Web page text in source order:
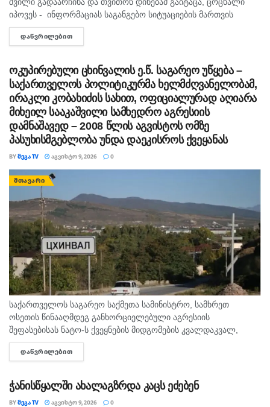
შეძენა და შენახვა) წარედგინათ, რაც სასჯელის სახედ
და ზომად 20 წლამდე ან უვადო თავისუფლების
აღკვეთას ითვალისწინებს.
პროკურატურის შუამდგომლობის საფუძველზე
სასამართლომ ბრალდებულებს აღკვეთის
ღონისძიების სახით პატიმრობა შეუფარდა.
იპოვეს - ინფორმაციას საგანგებო სიტუაციების მართვის
სამსახური ადასტურებს. მის სიცოცხლეს საფრთხე არ ემუქრება.
შემთხვევა წალენჯიხის მუნიციპალიტეტის სოფელ სქურში...
ᲓᲐᲬᲕᲠᲘᲚᲔᲑᲘᲗ
ოკუპირებული ცხინვალის ე.წ. საგარეო უწყება –
საქართველოს პოლიტიკურმა ხელმძღვანელობამ,
ირაკლი კობახიძის სახით, ოფიციალურად აღიარა
მიხეილ სააკაშვილი სამხედრო აგრესიის
დამნაშავედ – 2008 წლის აგვისტოს ომზე
პასუხისმგებლობა უნდა დაეკისროს ქვეყანას
BYᲛᲔᲒᲐ TV ᲐᲒᲕᲘᲡᲢᲝ 9, 2026 0
ᲛᲗᲐᲕᲐᲠᲘ
საქართველოს საგარეო საქმეთა სამინისტრო, სამხრეთ
ოსეთის წინააღმდეგ განხორციელებული აგრესიის
შეფასებისას ნატო-ს ქვეყნების მიდგომების კვალდაკვალ,
საკუთარი ხალხის და საერთაშორისო საზოგადოების
შეცდომაში შეყვანას აგრძელებს, - ამის შესახებ აღნიშნულია
ᲓᲐᲬᲕᲠᲘᲚᲔᲑᲘᲗ
ჭანისწყალში ახალაგზრდა კაცს ეძებენ
BYᲛᲔᲒᲐ TV ᲐᲒᲕᲘᲡᲢᲝ 9, 2026 0